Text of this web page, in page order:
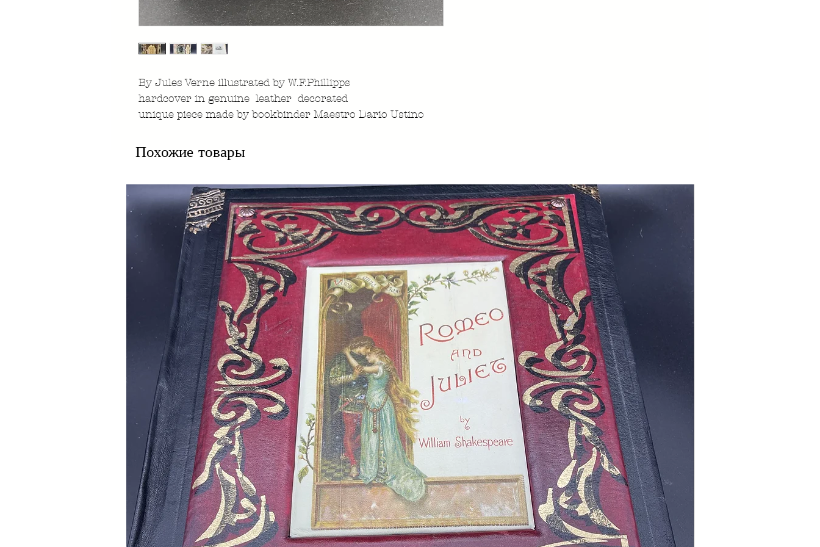
By Jules Verne illustrated by W.F.Phillipps
hardcover in genuine leather decorated
unique piece made by bookbinder Maestro Dario Ustino
Похожие товары